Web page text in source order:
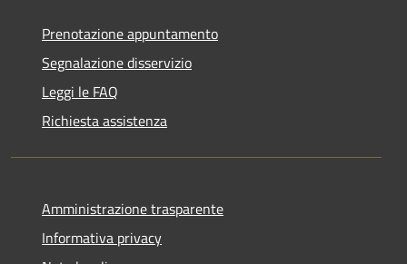
Prenotazione appuntamento
Segnalazione disservizio
Leggi le FAQ
Richiesta assistenza
Amministrazione trasparente
Informativa privacy